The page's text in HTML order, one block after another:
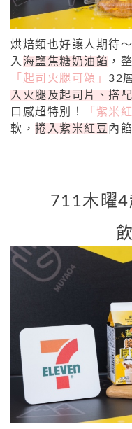
烘焙類也好讓人期待～
入 海鹽焦糖奶油餡 ，
「起司火腿可頌」 32
入火腿及起司片、搭
口感超特別！
「紫米
軟， 捲入紫米紅豆 內
711木曜4